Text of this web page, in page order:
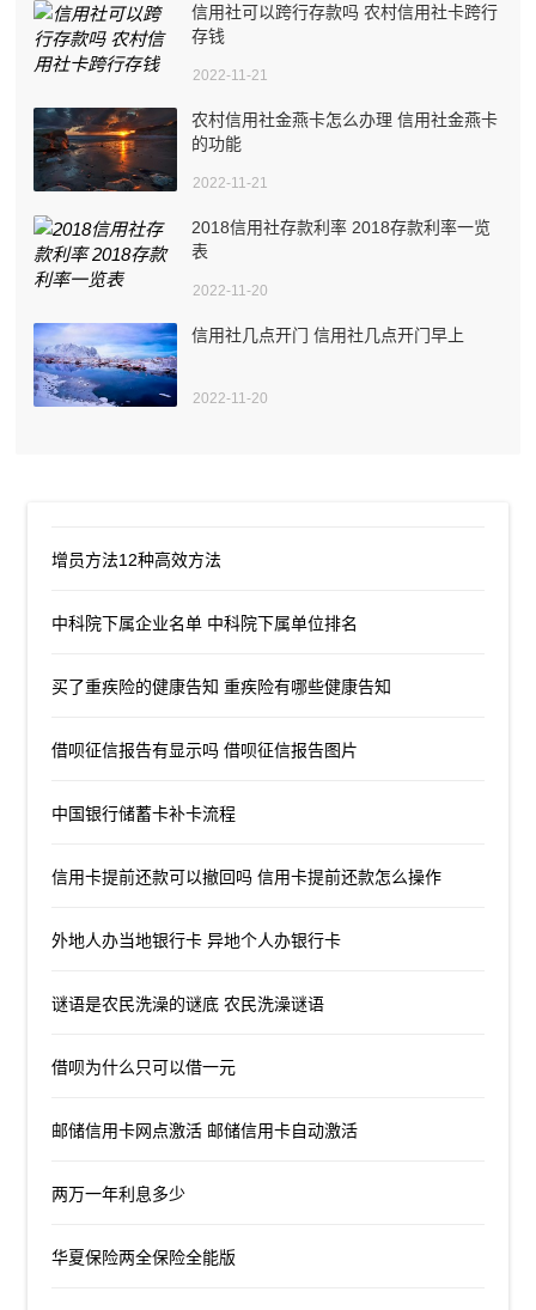
信用社可以跨行存款吗 农村信用社卡跨行
存钱
2022-11-21
农村信用社金燕卡怎么办理 信用社金燕卡
的功能
2022-11-21
2018信用社存款利率 2018存款利率一览
表
2022-11-20
信用社几点开门 信用社几点开门早上
2022-11-20
增员方法12种高效方法
中科院下属企业名单 中科院下属单位排名
买了重疾险的健康告知 重疾险有哪些健康告知
借呗征信报告有显示吗 借呗征信报告图片
中国银行储蓄卡补卡流程
信用卡提前还款可以撤回吗 信用卡提前还款怎么操作
外地人办当地银行卡 异地个人办银行卡
谜语是农民洗澡的谜底 农民洗澡谜语
借呗为什么只可以借一元
邮储信用卡网点激活 邮储信用卡自动激活
两万一年利息多少
华夏保险两全保险全能版